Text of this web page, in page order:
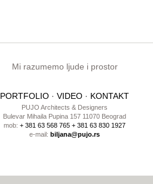
Mi razumemo ljude i prostor
PORTFOLIO · VIDEO · KONTAKT
PUJO Architects & Designers
Bulevar Mihaila Pupina 157 11070 Beograd
mob: + 381 63 568 765 + 381 63 830 1927
e-mail: biljana@pujo.rs